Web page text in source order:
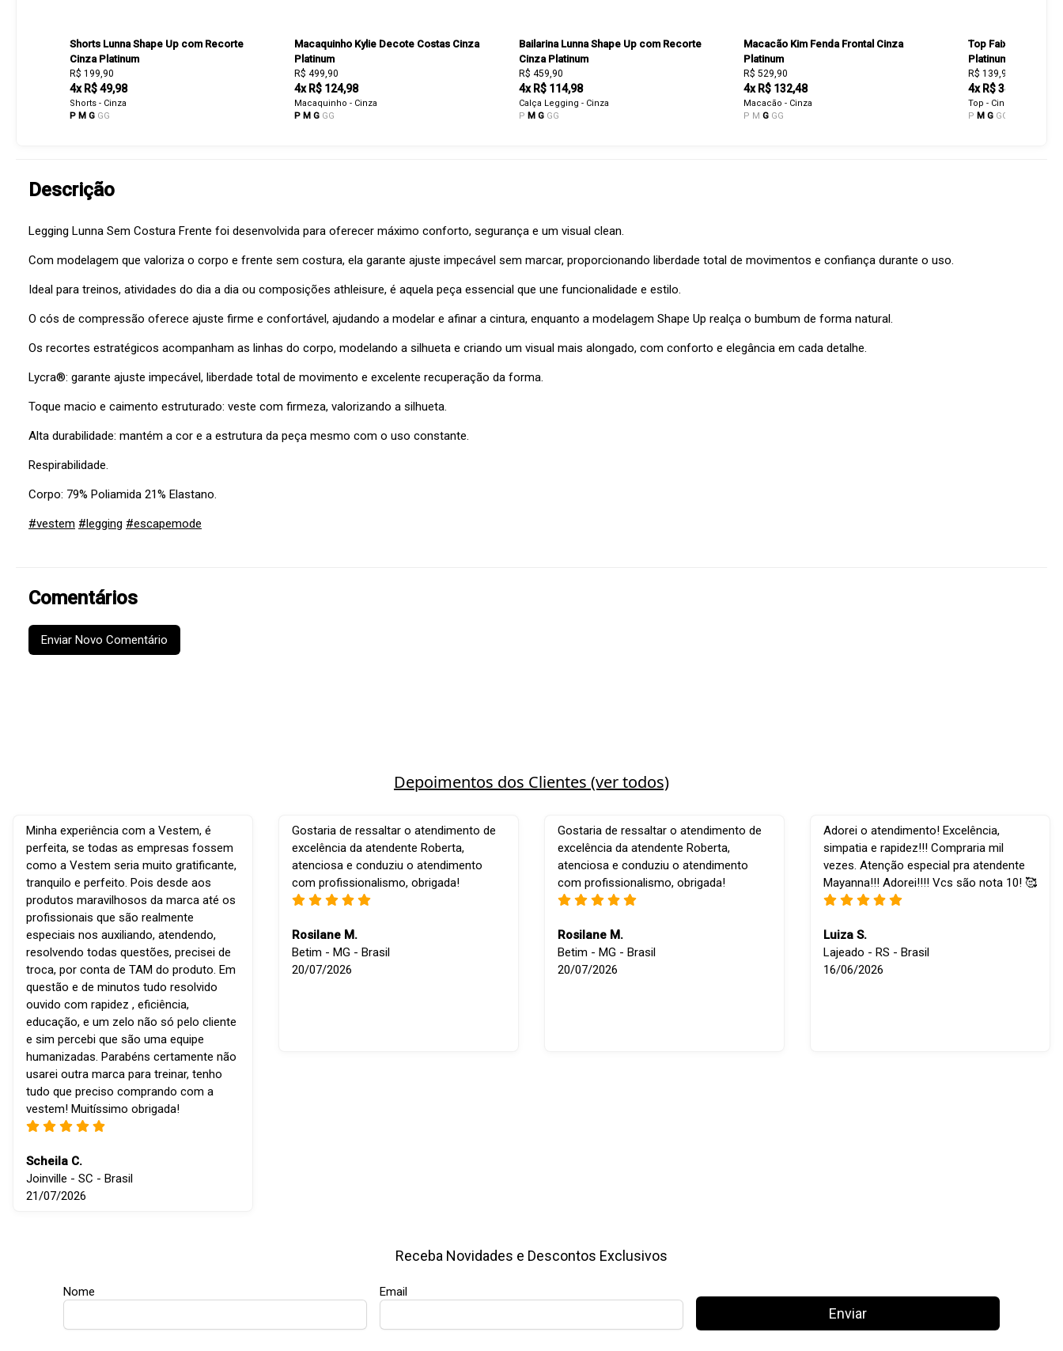
Shorts Lunna Shape Up com Recorte
Cinza Platinum
R$ 199,90
4x R$ 49,98
Shorts - Cinza
P M G GG
Macaquinho Kylie Decote Costas Cinza
Platinum
R$ 499,90
4x R$ 124,98
Macaquinho - Cinza
P M G GG
Bailarina Lunna Shape Up com Recorte
Cinza Platinum
R$ 459,90
4x R$ 114,98
Calça Legging - Cinza
P M G GG
Macacão Kim Fenda Frontal Cinza
Platinum
R$ 529,90
4x R$ 132,48
Macacão - Cinza
P M G GG
Top Faixa Lunna
Platinum
R$ 139,90
4x R$ 34,98
Top - Cinza
P M G GG
Descrição
Legging Lunna Sem Costura Frente foi desenvolvida para oferecer máximo conforto, segurança e um visual clean.
Com modelagem que valoriza o corpo e frente sem costura, ela garante ajuste impecável sem marcar, proporcionando liberdade total de movimentos e confiança durante o uso.
Ideal para treinos, atividades do dia a dia ou composições athleisure, é aquela peça essencial que une funcionalidade e estilo.
O cós de compressão oferece ajuste firme e confortável, ajudando a modelar e afinar a cintura, enquanto a modelagem Shape Up realça o bumbum de forma natural.
Os recortes estratégicos acompanham as linhas do corpo, modelando a silhueta e criando um visual mais alongado, com conforto e elegância em cada detalhe.
Lycra®: garante ajuste impecável, liberdade total de movimento e excelente recuperação da forma.
Toque macio e caimento estruturado: veste com firmeza, valorizando a silhueta.
Alta durabilidade: mantém a cor e a estrutura da peça mesmo com o uso constante.
Respirabilidade.
Corpo: 79% Poliamida 21% Elastano.
#vestem #legging #escapemode
Comentários
Enviar Novo Comentário
Depoimentos dos Clientes (ver todos)
Minha experiência com a Vestem, é
perfeita, se todas as empresas fossem
como a Vestem seria muito gratificante,
tranquilo e perfeito. Pois desde aos
produtos maravilhosos da marca até os
profissionais que são realmente
especiais nos auxiliando, atendendo,
resolvendo todas questões, precisei de
troca, por conta de TAM do produto. Em
questão e de minutos tudo resolvido
ouvido com rapidez , eficiência,
educação, e um zelo não só pelo cliente
e sim percebi que são uma equipe
humanizadas. Parabéns certamente não
usarei outra marca para treinar, tenho
tudo que preciso comprando com a
vestem! Muitíssimo obrigada!
Scheila C.
Joinville - SC - Brasil
21/07/2026
Gostaria de ressaltar o atendimento de
excelência da atendente Roberta,
atenciosa e conduziu o atendimento
com profissionalismo, obrigada!
Rosilane M.
Betim - MG - Brasil
20/07/2026
Gostaria de ressaltar o atendimento de
excelência da atendente Roberta,
atenciosa e conduziu o atendimento
com profissionalismo, obrigada!
Rosilane M.
Betim - MG - Brasil
20/07/2026
Adorei o atendimento! Excelência,
simpatia e rapidez!!! Compraria mil
vezes. Atenção especial pra atendente
Mayanna!!! Adorei!!!! Vcs são nota 10! 🥰
Luiza S.
Lajeado - RS - Brasil
16/06/2026
Receba Novidades e Descontos Exclusivos
Nome Email
Enviar